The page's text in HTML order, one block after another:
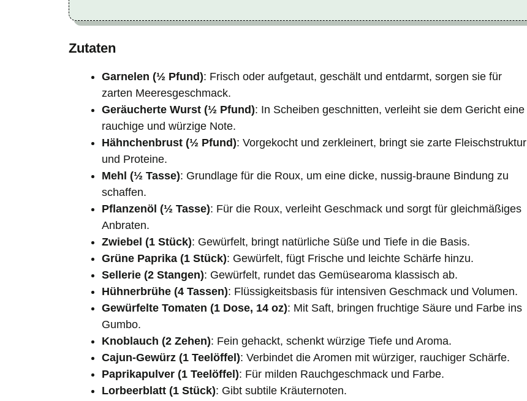
Zutaten
Garnelen (½ Pfund): Frisch oder aufgetaut, geschält und entdarmt, sorgen sie für
zarten Meeresgeschmack.
Geräucherte Wurst (½ Pfund): In Scheiben geschnitten, verleiht sie dem Gericht eine
rauchige und würzige Note.
Hähnchenbrust (½ Pfund): Vorgekocht und zerkleinert, bringt sie zarte Fleischstruktur
und Proteine.
Mehl (½ Tasse): Grundlage für die Roux, um eine dicke, nussig-braune Bindung zu
schaffen.
Pflanzenöl (½ Tasse): Für die Roux, verleiht Geschmack und sorgt für gleichmäßiges
Anbraten.
Zwiebel (1 Stück): Gewürfelt, bringt natürliche Süße und Tiefe in die Basis.
Grüne Paprika (1 Stück): Gewürfelt, fügt Frische und leichte Schärfe hinzu.
Sellerie (2 Stangen): Gewürfelt, rundet das Gemüsearoma klassisch ab.
Hühnerbrühe (4 Tassen): Flüssigkeitsbasis für intensiven Geschmack und Volumen.
Gewürfelte Tomaten (1 Dose, 14 oz): Mit Saft, bringen fruchtige Säure und Farbe ins
Gumbo.
Knoblauch (2 Zehen): Fein gehackt, schenkt würzige Tiefe und Aroma.
Cajun-Gewürz (1 Teelöffel): Verbindet die Aromen mit würziger, rauchiger Schärfe.
Paprikapulver (1 Teelöffel): Für milden Rauchgeschmack und Farbe.
Lorbeerblatt (1 Stück): Gibt subtile Kräuternoten.